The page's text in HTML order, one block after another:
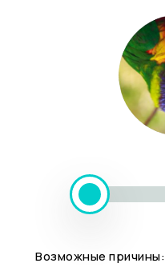
Возможные причины: